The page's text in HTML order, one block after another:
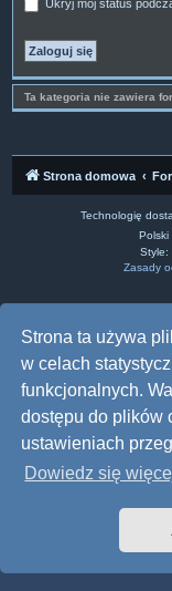
Strona ta używa
w celach
funkcjonalnych.
dostępu do plików
ustawieniach
Dowiedz się
Ukryj mój status
Ta kategoria nie zawiera
Strona domowa
Technologię
Polski
Style:
Zasady